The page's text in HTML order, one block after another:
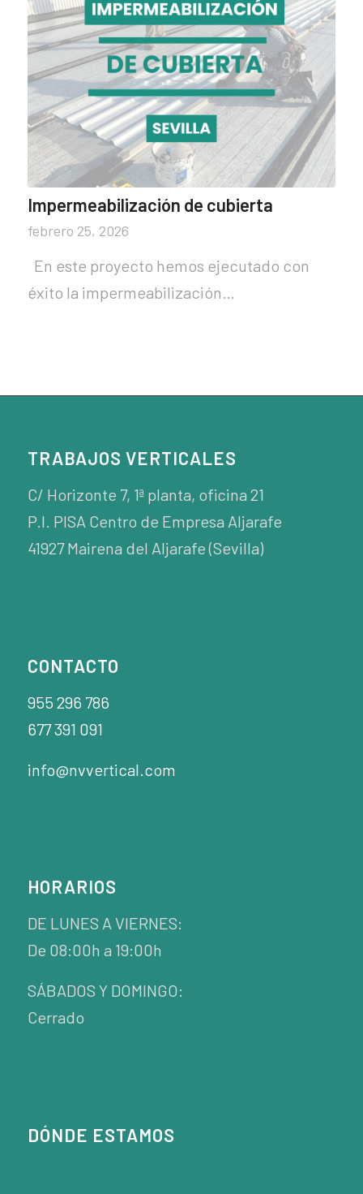
Impermeabilización de cubierta
febrero 25, 2026
En este proyecto hemos ejecutado con
éxito la impermeabilización…
TRABAJOS VERTICALES
C/ Horizonte 7, 1ª planta, oficina 21
P.I. PISA Centro de Empresa Aljarafe
41927 Mairena del Aljarafe (Sevilla)
CONTACTO
955 296 786
677 391 091
info@nvvertical.com
HORARIOS
DE LUNES A VIERNES:
De 08:00h a 19:00h
SÁBADOS Y DOMINGO:
Cerrado
DÓNDE ESTAMOS